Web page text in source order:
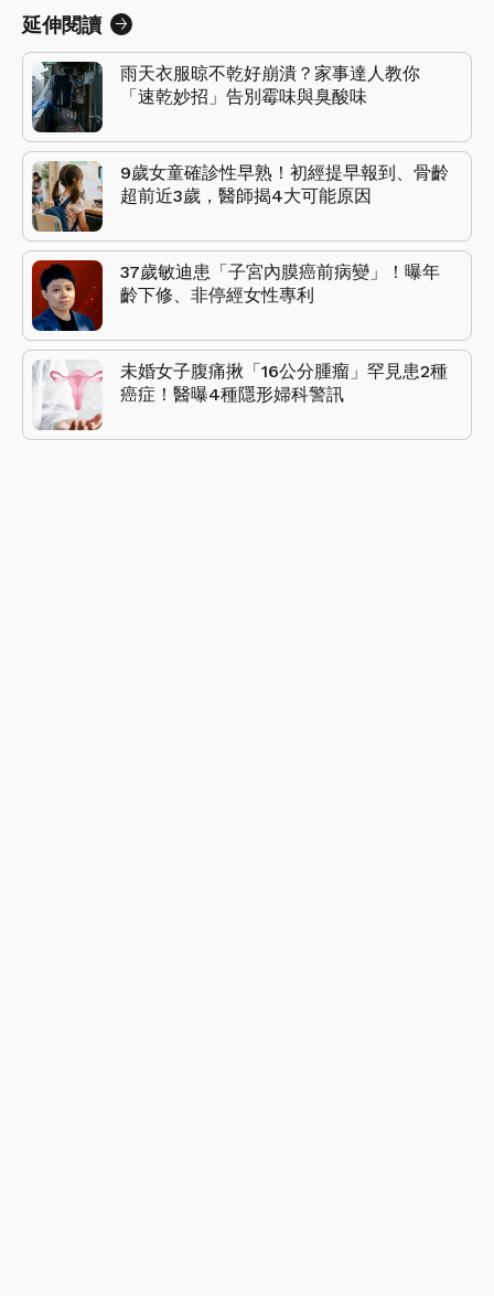
延伸閱讀
雨天衣服晾不乾好崩潰？家事達人教你
「速乾妙招」告別霉味與臭酸味
9歲女童確診性早熟！初經提早報到、骨齡
超前近3歲，醫師揭4大可能原因
37歲敏迪患「子宮內膜癌前病變」！曝年
齡下修、非停經女性專利
未婚女子腹痛揪「16公分腫瘤」罕見患2種
癌症！醫曝4種隱形婦科警訊